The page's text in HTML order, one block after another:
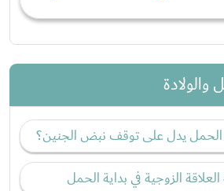
يدل على توقف نبض الجنين؟
الزوجية في بداية الحمل